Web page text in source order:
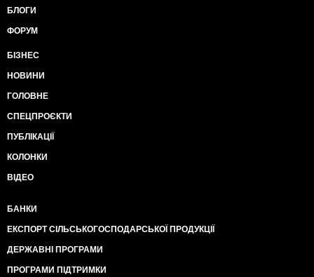
БЛОГИ
ФОРУМ
БІЗНЕС
НОВИНИ
ГОЛОВНЕ
СПЕЦПРОЄКТИ
ПУБЛІКАЦІЇ
КОЛОНКИ
ВІДЕО
БАНКИ
ЕКСПОРТ СІЛЬСЬКОГОСПОДАРСЬКОЇ ПРОДУКЦІЇ
ДЕРЖАВНІ ПРОГРАМИ
ПРОГРАМИ ПІДТРИМКИ